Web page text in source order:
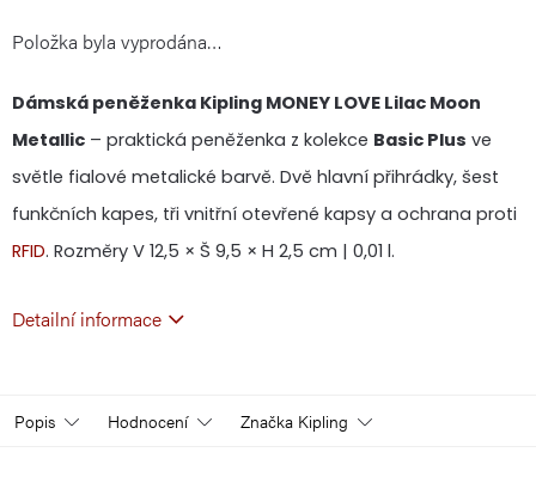
cena:
Položka byla vyprodána…
Dámská peněženka Kipling MONEY LOVE Lilac Moon
Metallic – praktická peněženka z kolekce Basic Plus ve
světle fialové metalické barvě. Dvě hlavní přihrádky, šest
funkčních kapes, tři vnitřní otevřené kapsy a ochrana proti
RFID. Rozměry V 12,5 × Š 9,5 × H 2,5 cm | 0,01 l.
Detailní informace
Popis Hodnocení Značka Kipling